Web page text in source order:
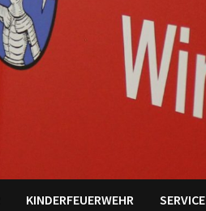
KINDERFEUERWEHR SERVICE